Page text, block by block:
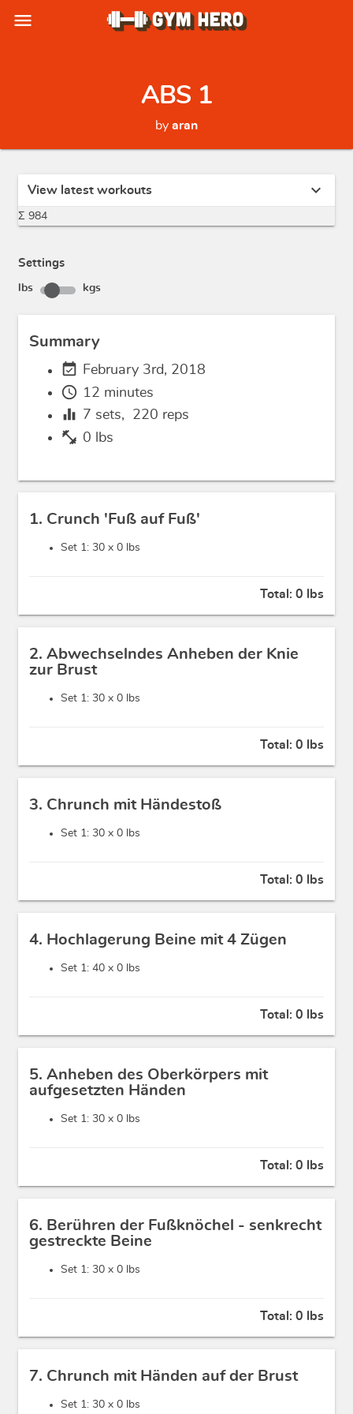
menu
ABS 1
by aran
View latest workouts expand_more
Σ 984
Settings
lbs kgs
Summary
event_available February 3rd, 2018
schedule 12 minutes
equalizer 7 sets, 220 reps
fitness_center 0 lbs
1. Crunch 'Fuß auf Fuß'
Set 1: 30 x 0 lbs
Total: 0 lbs
2. Abwechselndes Anheben der Knie
zur Brust
Set 1: 30 x 0 lbs
Total: 0 lbs
3. Chrunch mit Händestoß
Set 1: 30 x 0 lbs
Total: 0 lbs
4. Hochlagerung Beine mit 4 Zügen
Set 1: 40 x 0 lbs
Total: 0 lbs
5. Anheben des Oberkörpers mit
aufgesetzten Händen
Set 1: 30 x 0 lbs
Total: 0 lbs
6. Berühren der Fußknöchel - senkrecht
gestreckte Beine
Set 1: 30 x 0 lbs
Total: 0 lbs
7. Chrunch mit Händen auf der Brust
Set 1: 30 x 0 lbs